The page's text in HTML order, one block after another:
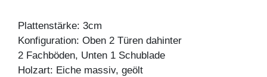
Plattenstärke: 3cm
Konfiguration: Oben 2 Türen dahinter
2 Fachböden, Unten 1 Schublade
Holzart: Eiche massiv, geölt